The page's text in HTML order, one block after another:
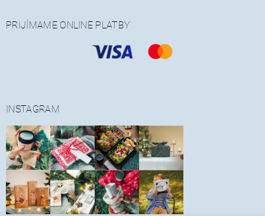
PRIJÍMAME ONLINE PLATBY
INSTAGRAM